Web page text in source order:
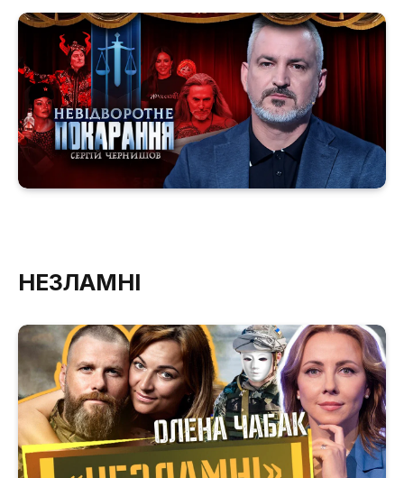
НЕЗЛАМНІ